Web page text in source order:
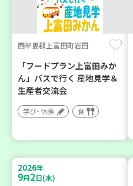
西牟婁郡上富田町岩田
「フードプラン上富田みか
ん」バスで行く 産地見学＆
生産者交流会
学び・体験 食
2026年
9月2日(水)